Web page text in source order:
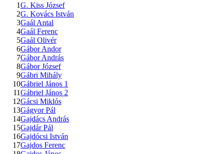
1G. Kiss József
2G. Kovács István
3Gaál Antal
4Gaál Ferenc
5Gaál Olivér
6Gábor Andor
7Gábor András
8Gábor József
9Gábri Mihály
10Gábriel János 1
11Gábriel János 2
12Gácsi Miklós
13Gágyor Pál
14Gajdács András
15Gajdár Pál
16Gajdócsi István
17Gajdos Ferenc